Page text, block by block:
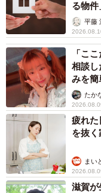
る物
が解説
平藤
「こ
相談し
みを簡
ャスト
たか
疲れた
を抜
まい
滋賀